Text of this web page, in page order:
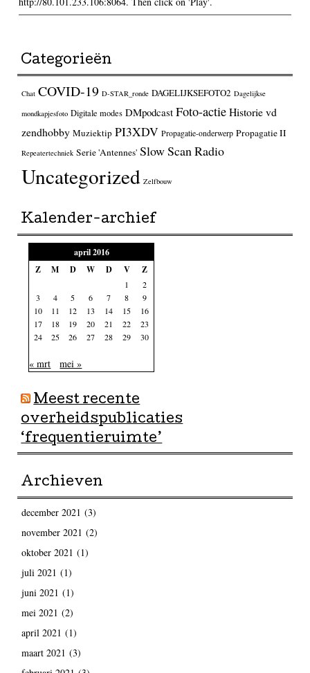
Categorieën
Chat COVID-19 D-STAR_ronde DAGELIJKSEFOTO2 Dagelijkse
mondkapjesfoto Digitale modes DMpodcast Foto-actieHistorie vd
zendhobby Muziektip PI3XDV Propagatie-onderwerp Propagatie II
Repeatertechniek Serie 'Antennes' Slow Scan Radio
Uncategorized Zelfbouw
Kalender-archief
april 2016
Z
M D W D V Z
1
2
3
4 5 6 7 8
9
10
11 12 13 14 15
16
17
18 19 20 21 22
23
24
25 26 27 28 29 30
« mrt mei »
Meest recente
overheidspublicaties
‘frequentieruimte’
Archieven
december 2021 (3)
november 2021 (2)
oktober 2021 (1)
juli 2021 (1)
juni 2021 (1)
mei 2021 (2)
april 2021 (1)
maart 2021 (3)